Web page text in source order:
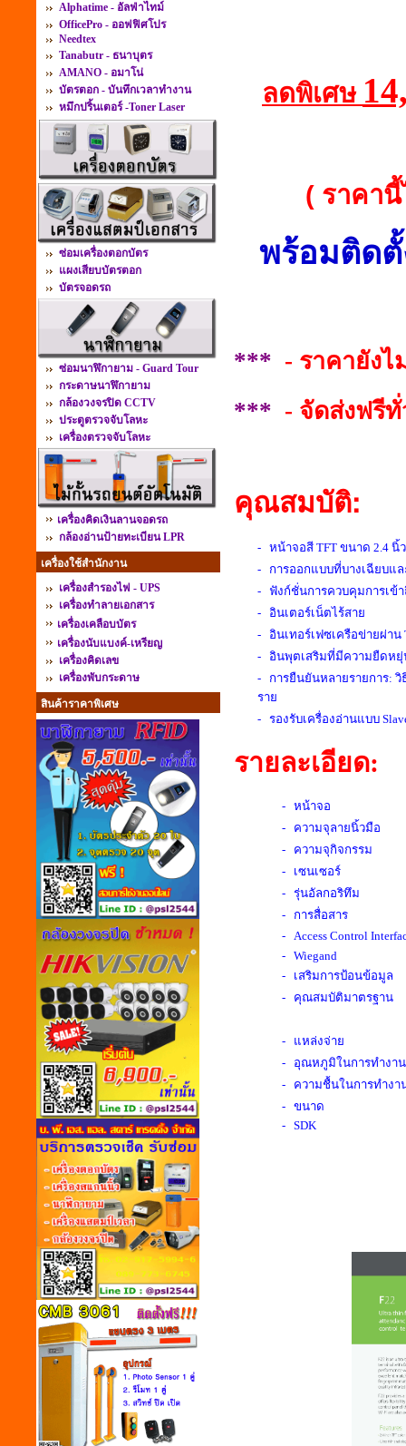
Alphatime - อัลฟ่าไทม์
OfficePro - ออฟฟิศโปร
Needtex
Tanabutr - ธนาบุตร
AMANO - อมาโน่
บัตรตอก - บันทึกเวลาทำงาน
หมึกปริ้นเตอร์ -Toner Laser
ซ่อมเครื่องตอกบัตร
แผงเสียบบัตรตอก
บัตรจอดรถ
ซ่อมนาฬิกายาม - Guard Tour
กระดาษนาฬิกายาม
กล้องวงจรปิด CCTV
ประตูตรวจจับโลหะ
เครื่องตรวจจับโลหะ
เครื่องคิดเงินลานจอดรถ
กล้องอ่านป้ายทะเบียน LPR
เครื่องใช้สำนักงาน
เครื่องสำรองไฟ - UPS
เครื่องทำลายเอกสาร
เครื่องเคลือบบัตร
เครื่องนับแบงค์-เหรียญ
เครื่องคิดเลข
เครื่องพับกระดาษ
สินค้าราคาพิเศษ
ลดพิเศษ
( ราคา
พร้อมติดตั้
*** - ราคายัง
*** - จัดส่งฟรีทั่
คุณสมบัติ:
- หน้าจอสี TFT ขนาด 2.4
- การออกแบบที่บางเฉียบแล
- ฟังก์ชั่นการควบคุมการเข้า
- อินเตอร์เน็ตไร้สาย
- อินเทอร์เฟซเครือข่ายผ่าน
- อินพุตเสริมที่มีความยืดหยุ่
- การยืนยันหลายรายการ: วิ
ราย
- รองรับเครื่องอ่านแบบ
รายละเอียด:
- หน้าจอ
- ความจุลายนิ้วมือ
- ความจุกิจกรรม
- เซนเซอร์
- รุ่นอัลกอริทึม
- การสื่อสาร
- Access Control
- Wiegand
- เสริมการป้อนข้อมูล
- คุณสมบัติมาตรฐาน
- แหล่งจ่าย
- อุณหภูมิในการทำงาน
- ความชื้นในการทำงา
- ขนาด
- SDK